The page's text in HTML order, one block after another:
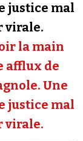
justice mal
virale.
la main
afflux de
Une
justice mal
virale.